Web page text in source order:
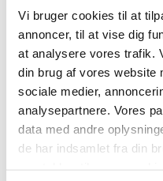
Vi bruger cookies til at
annoncer, til at vise dig
at analysere vores trafik.
din brug af vores website
sociale medier,
analysepartnere. Vores
data med andre
de har indsamlet fra din
Jeg har nogle
restaurantchefer, som
eller købe duftlys i Jysk
Lektien er, at hvis jeg ikke
mig selv, hvordan jeg vil
skal jeg så nogensinde få
Eller restaurantchefen eller
– og modtag
“Succes i en
Bestyrelsesguidens